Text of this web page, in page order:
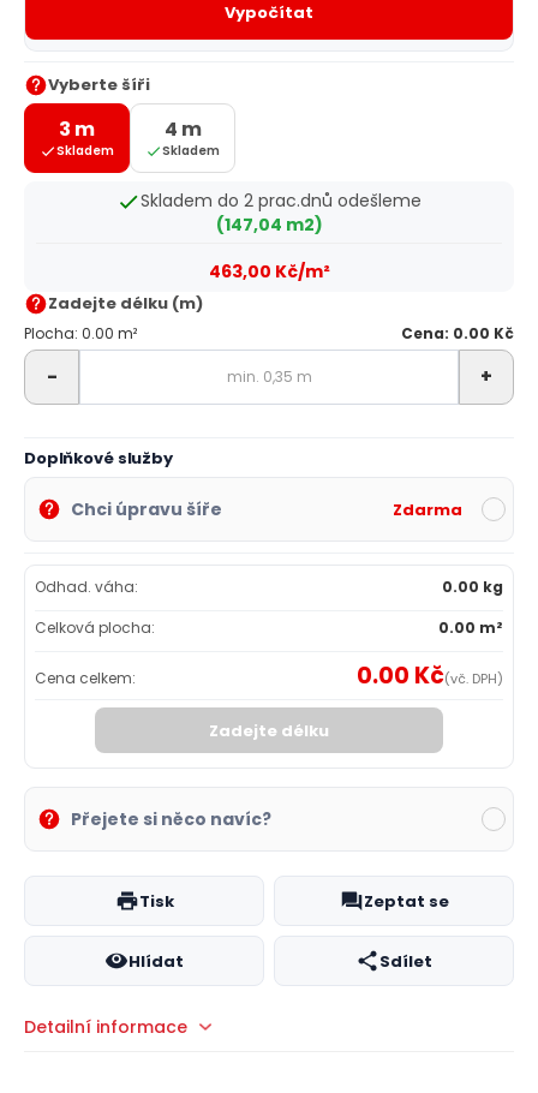
Vypočítat
Vyberte šíři
3 m
Skladem
4 m
Skladem
Zadejte délku (m)
Plocha: 0.00 m² Cena: 0.00 Kč
- +
Skladem do 2 prac.dnů odešleme
(147,04 m2)
463,00 Kč/m²
Doplňkové služby
Chci úpravu šíře Zdarma
Odhad. váha:
0.00 kg
Celková plocha:
0.00 m²
Cena celkem: 0.00 Kč(vč. DPH)
Zadejte délku
Přejete si něco navíc?
Tisk Zeptat se
Hlídat Sdílet
Detailní informace